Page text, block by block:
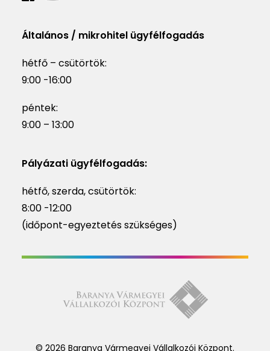
Általános / mikrohitel ügyfélfogadás
hétfő – csütörtök:
9:00 -16:00
péntek:
9:00 – 13:00
Pályázati ügyfélfogadás:
hétfő, szerda, csütörtök:
8:00 -12:00
(időpont-egyeztetés szükséges)
© 2026 Baranya Vármegyei Vállalkozói Központ.